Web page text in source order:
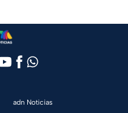
adn Noticias